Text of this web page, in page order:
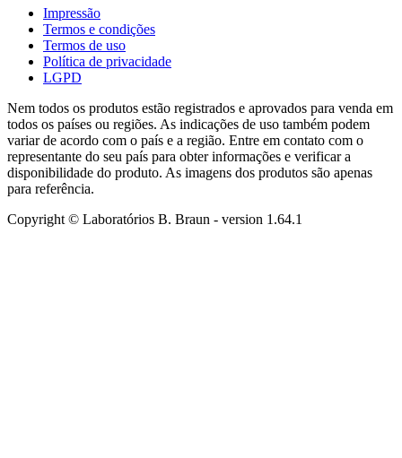
Impressão
Termos e condições
Termos de uso
Política de privacidade
LGPD
Nem todos os produtos estão registrados e aprovados para venda em
todos os países ou regiões. As indicações de uso também podem
variar de acordo com o país e a região. Entre em contato com o
representante do seu país para obter informações e verificar a
disponibilidade do produto. As imagens dos produtos são apenas
para referência.
Copyright © Laboratórios B. Braun - version 1.64.1